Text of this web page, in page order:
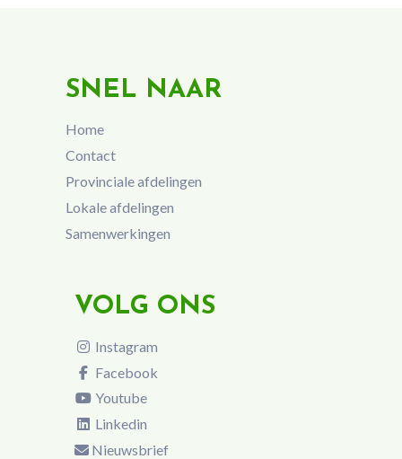
SNEL NAAR
Home
Contact
Provinciale afdelingen
Lokale afdelingen
Samenwerkingen
VOLG ONS
Instagram
Facebook
Youtube
Linkedin
Nieuwsbrief